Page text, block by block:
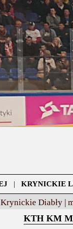
| KRYNICKIE
Krynickie Diabły |
KTH KM